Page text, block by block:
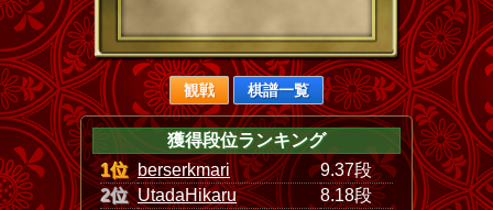
観戦 棋譜一覧
獲得段位ランキング
1位 berserkmari
9.37段
2位 UtadaHikaru
8.18段